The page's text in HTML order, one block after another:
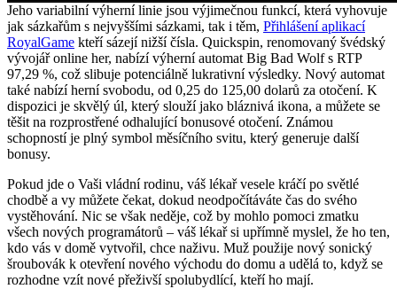
Jeho variabilní výherní linie jsou výjimečnou funkcí, která vyhovuje
jak sázkařům s nejvyššími sázkami, tak i těm, Přihlášení aplikací
RoyalGame kteří sázejí nižší čísla. Quickspin, renomovaný švédský
vývojář online her, nabízí výherní automat Big Bad Wolf s RTP
97,29 %, což slibuje potenciálně lukrativní výsledky. Nový automat
také nabízí herní svobodu, od 0,25 do 125,00 dolarů za otočení. K
dispozici je skvělý úl, který slouží jako bláznivá ikona, a můžete se
těšit na rozprostřené odhalující bonusové otočení. Známou
schopností je plný symbol měsíčního svitu, který generuje další
bonusy.
Pokud jde o Vaši vládní rodinu, váš lékař vesele kráčí po světlé
chodbě a vy můžete čekat, dokud neodpočítáváte čas do svého
vystěhování. Nic se však neděje, což by mohlo pomoci zmatku
všech nových programátorů – váš lékař si upřímně myslel, že ho ten,
kdo vás v domě vytvořil, chce naživu. Muž použije nový sonický
šroubovák k otevření nového východu do domu a udělá to, když se
rozhodne vzít nové přeživší spolubydlící, kteří ho mají.